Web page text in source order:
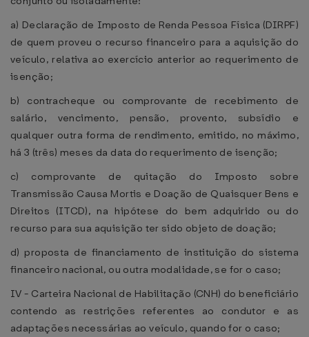
a) Declaração de Imposto de Renda Pessoa Física (DIRPF)
de quem proveu o recurso financeiro para a aquisição do
veículo, relativa ao exercício anterior ao requerimento de
isenção;
b) contracheque ou comprovante de recebimento de
salário, vencimento, pensão, provento, subsídio e
qualquer outra forma de rendimento, emitido, no máximo,
há 3 (três) meses da data do requerimento de isenção;
c) comprovante de quitação do Imposto sobre
Transmissão Causa Mortis e Doação de Quaisquer Bens e
Direitos (ITCD), na hipótese do bem adquirido ou do
recurso para sua aquisição ter sido objeto de doação;
d) proposta de financiamento de instituição do sistema
financeiro nacional, ou outra modalidade, se for o caso;
IV - Carteira Nacional de Habilitação (CNH) do beneficiário
contendo as restrições referentes ao condutor e as
adaptações necessárias ao veículo, quando for o caso;